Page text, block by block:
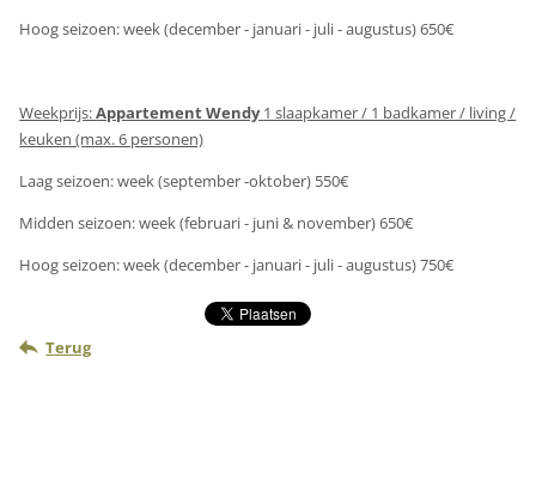
Hoog seizoen: week (december - januari - juli - augustus) 650€
Weekprijs:Appartement Wendy1 slaapkamer / 1 badkamer / living /
keuken (max. 6 personen)
Laag seizoen: week (september -oktober) 550€
Midden seizoen: week (februari - juni & november) 650€
Hoog seizoen: week (december - januari - juli - augustus) 750€
Terug